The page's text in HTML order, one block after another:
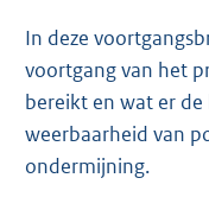
In deze
voortgang van het
bereikt en wat er
weerbaarheid van
ondermijning.